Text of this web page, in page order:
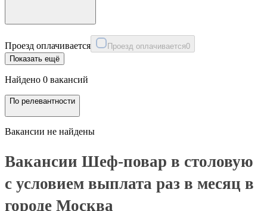
Проезд оплачивается Проезд оплачивается0
Показать ещё
Найдено 0 вакансий
По релевантности
Вакансии не найдены
Вакансии Шеф-повар в столовую
с условием выплата раз в месяц в
городе Москва